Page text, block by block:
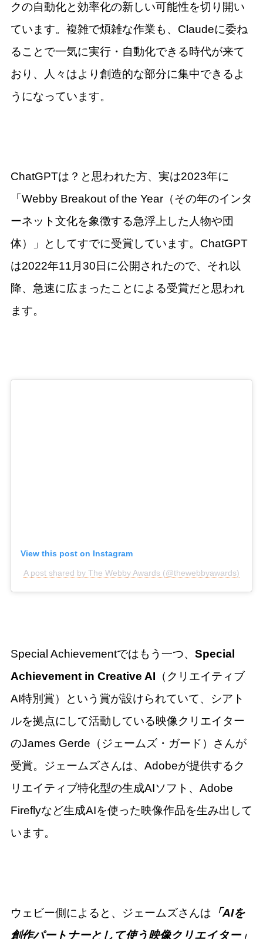
クの自動化と効率化の新しい可能性を切り開い
ています。複雑で煩雑な作業も、Claudeに委ね
ることで一気に実行・自動化できる時代が来て
おり、人々はより創造的な部分に集中できるよ
うになっています。
ChatGPTは？と思われた方、実は2023年に
「Webby Breakout of the Year（その年のインタ
ーネット文化を象徴する急浮上した人物や団
体）」としてすでに受賞しています。ChatGPT
は2022年11月30日に公開されたので、それ以
降、急速に広まったことによる受賞だと思われ
ます。
View this post on Instagram
A post shared by The Webby Awards (@thewebbyawards)
Special Achievementではもう一つ、 Special
Achievement in Creative AI （クリエイティブ
AI特別賞）という賞が設けられていて、シアト
ルを拠点にして活動している映像クリエイター
のJames Gerde（ジェームズ・ガード）さんが
受賞。ジェームズさんは、Adobeが提供するク
リエイティブ特化型の生成AIソフト、Adobe
Fireflyなど生成AIを使った映像作品を生み出して
います。
ウェビー側によると、ジェームズさんは 「AIを
創作パートナーとして使う映像クリエイター」